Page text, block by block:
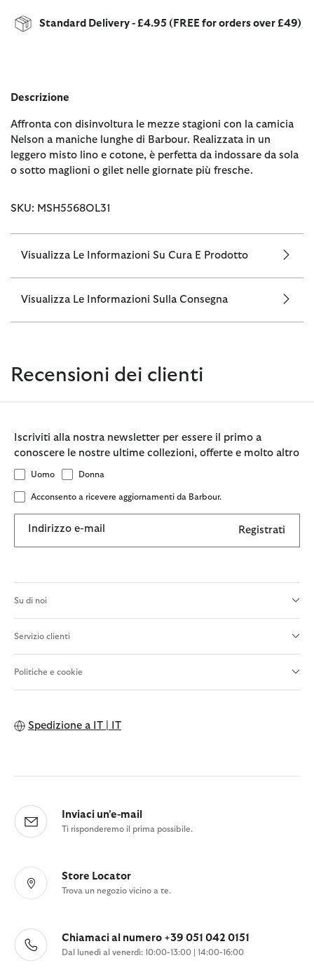
Standard Delivery - £4.95 (FREE for orders over £49)
Descrizione
Affronta con disinvoltura le mezze stagioni con la camicia
Nelson a maniche lunghe di Barbour. Realizzata in un
leggero misto lino e cotone, è perfetta da indossare da sola
o sotto maglioni o gilet nelle giornate più fresche.
SKU: MSH5568OL31
Visualizza Le Informazioni Su Cura E Prodotto
Visualizza Le Informazioni Sulla Consegna
Recensioni dei clienti
Iscriviti alla nostra newsletter per essere il primo a
conoscere le nostre ultime collezioni, offerte e molto altro
Uomo Donna
Acconsento a ricevere aggiornamenti da Barbour.
Indirizzo e-mail Registrati
Su di noi
Servizio clienti
Politiche e cookie
Spedizione a IT | IT
Inviaci un'e-mail
Ti risponderemo il prima possibile.
Store Locator
Trova un negozio vicino a te.
Chiamaci al numero +39 051 042 0151
Dal lunedì al venerdì: 10:00-13:00 | 14:00-16:00